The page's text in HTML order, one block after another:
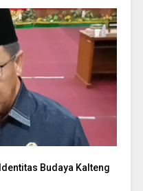
Budaya Kalteng